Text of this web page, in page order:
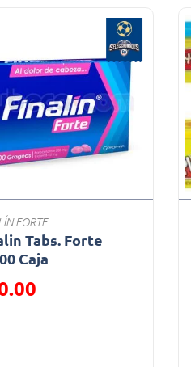
FORTE
Tabs. Forte
Caja
reducido de